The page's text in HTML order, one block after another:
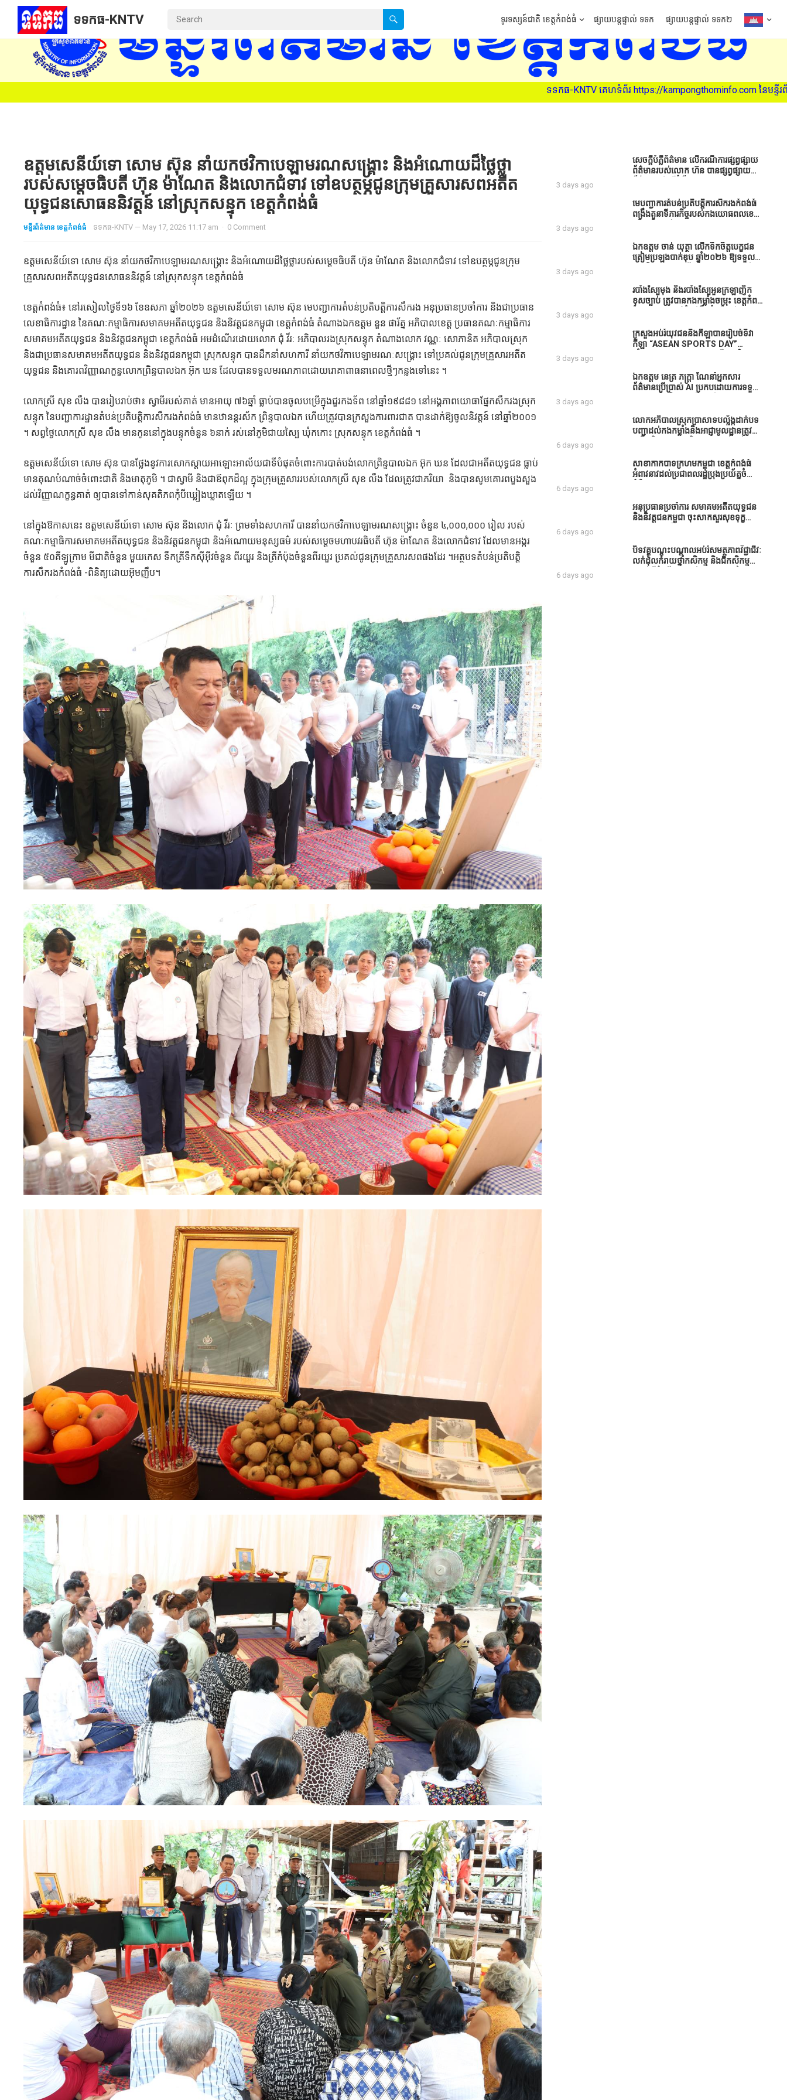
ទទកធ-KNTV គេហទំព័រ https://kampongthominfo.com នៃមន្ទីរព័ត៌មាន ខេត្តកំពង់ធំ (
ទទកធ-KNTV ទូរទស្សន៍ជាតិ ខេត្តកំពង់ធំ ផ្សាយបន្តផ្ទាល់ ទទក ផ្សាយបន្តផ្ទាល់ ទទក២
ឧត្ដមសេនីយ៍ទោ សោម ស៊ុន នាំយកថវិកាបេឡាមរណសង្គ្រោះ និងអំណោយដ៏ថ្លៃថ្លា
របស់សម្តេចធិបតី ហ៊ុន ម៉ាណែត និងលោកជំទាវ ទៅឧបត្ថម្ភជូនក្រុមគ្រួសារសពអតីត
យុទ្ធជនសោធននិវត្តន៍ នៅស្រុកសន្ទុក ខេត្តកំពង់ធំ
មន្ទីរព័ត៌មាន ខេត្តកំពង់ធំ ទទកធ-KNTV — May 17, 2026 11:17 am · 0 Comment
ឧត្ដមសេនីយ៍ទោ សោម ស៊ុន នាំយកថវិកាបេឡាមរណសង្គ្រោះ និងអំណោយដ៏ថ្លៃថ្លារបស់សម្តេចធិបតី ហ៊ុន ម៉ាណែត និងលោកជំទាវ ទៅឧបត្ថម្ភជូនក្រុម
គ្រួសារសពអតីតយុទ្ធជនសោធននិវត្តន៍ នៅស្រុកសន្ទុក ខេត្តកំពង់ធំ
ខេត្តកំពង់ធំ៖ នៅរសៀលថ្ងៃទី១៦ ខែឧសភា ឆ្នាំ២០២៦ ឧត្ដមសេនីយ៍ទោ សោម ស៊ុន មេបញ្ជាការតំបន់ប្រតិបត្តិការសឹករង អនុប្រធានប្រចាំការ និងជាប្រធាន
លេខាធិការដ្ឋាន នៃគណៈកម្មាធិការសមាគមអតីតយុទ្ធជន និងនិវត្តជនកម្ពុជា ខេត្តកំពង់ធំ តំណាងឯកឧត្ដម នួន ផារ័ត្ន អភិបាលខេត្ត ប្រធានគណៈកម្មាធិការ
សមាគមអតីតយុទ្ធជន និងនិវត្តជនកម្ពុជា ខេត្តកំពង់ធំ អមដំណើរដោយលោក ជុំ វីរៈ អភិបាលរងស្រុកសន្ទុក តំណាងលោក វណ្ណៈ សោភានិត អភិបាលស្រុក
និងជាប្រធានសមាគមអតីតយុទ្ធជន និងនិវត្តជនកម្ពុជា ស្រុកសន្ទុក បានដឹកនាំសហការី នាំយកថវិកាបេឡាមរណៈសង្គ្រោះ ទៅប្រគល់ជូនក្រុមគ្រួសារអតីត
យុទ្ធជន និងគោរពវិញ្ញាណក្ខន្ធលោកព្រិន្ទបាលឯក អ៊ុក ឃន ដែលបានទទួលមរណភាពដោយរោគាពាធនាពេលថ្មីៗកន្លងទៅនេះ ។
លោកស្រី សុខ លឹង បានរៀបរាប់ថា៖ ស្វាមីរបស់គាត់ មានអាយុ ៧៦ឆ្នាំ ធ្លាប់បានចូលបម្រើក្នុងជួរកងទ័ព នៅឆ្នាំ១៩៨៨១ នៅអង្គភាពយោធាផ្នែកសឹករងស្រុក
សន្ទុក នៃបញ្ជាការដ្ឋានតំបន់ប្រតិបត្តិការសឹករងកំពង់ធំ មានឋានន្តរស័ក ព្រិន្ទបាលឯក ហើយត្រូវបានក្រសួងការពារជាត បានដាក់ឱ្យចូលនិវត្តន៍ នៅឆ្នាំ២០០១
។ សព្វថ្ងៃលោកស្រី សុខ លឹង មានកូននៅក្នុងបន្ទុកចំនួន ៦នាក់ រស់នៅភូមិជាយស្បៃ ឃុំកកោះ ស្រុកសន្ទុក ខេត្តកំពង់ធំ ។
ឧត្ដមសេនីយ៍ទោ សោម ស៊ុន បានថ្លែងនូវការសោកស្ដាយអាឡោះអាល័យជាទីបំផុតចំពោះការបាត់បង់លោកព្រិន្ទបាលឯក អ៊ុក ឃន ដែលជាអតីតយុទ្ធជន ធ្លាប់
មានគុណបំណាច់ចំពោះជាតិ និងមាតុភូមិ ។ ជាស្វាមី និងជាឪពុកដ៏ល្អ ក្នុងក្រុមគ្រួសាររបស់លោកស្រី សុខ លឹង ដែលត្រូវជាភរិយា និងបានសូមគោរពបួងសួង
ដល់វិញ្ញាណក្ខន្ធគាត់ ឲ្យបានទៅកាន់សុគតិភពកុំបីឃ្លៀងឃ្លាតឡើយ ។
នៅក្នុងឱកាសនេះ ឧត្តមសេនីយ៍ទោ សោម ស៊ុន និងលោក ជុំ វីរៈ ព្រមទាំងសហការី បាននាំយកថវិកាបេឡាមរណសង្គ្រោះ ចំនួន ៤,០០០,០០០ រៀល របស់
គណៈកម្មាធិការសមាគមអតីតយុទ្ធជន និងនិវត្តជនកម្ពុជា និងអំណោយមនុស្សធម៌ របស់សម្តេចមហាបវរធិបតី ហ៊ុន ម៉ាណែត និងលោកជំទាវ ដែលមានអង្ករ
ចំនួន ៥០គីឡូក្រាម មីជាតិចំនួន មួយកេស ទឹកត្រីទឹកស៊ីអ៊ីវចំនួន ពីរយួរ និងត្រីកំប៉ុងចំនួនពីរយួរ ប្រគល់ជូនក្រុមគ្រួសារសពផងដែរ ។អត្ថបទតំបន់ប្រតិបត្តិ
ការសឹករងកំពង់ធំ -ពិនិត្យដោយអ៊ុមញឹប។
សេចក្តីបំភ្លឺព័ត៌មាន លេីករណីការផ្សព្វផ្សាយ
ព័ត៌មានរបស់លោក ហ៊ន បានផ្សព្វផ្សាយ
២០២៦ នេះ ដោយបានដាក់ចំណងជើងថា
«ខេត្តកំពង់ធំ សូមសំណូមពរទៅដល់
ខ្លះទៅព្រោះឥឡូវដឹងហើយថាពិបាករកលុយ
ណាស់គាត់ដាំដំណាំសឹកសឹងតែខ្ចីលុយ
ធនាគារយកមកដាំ ព្រោះមួយរយៈចុងក្រោយ
ពាក់ព័ន្ធនិងអាជ្ញាធរជាមួយនឹងប្រជាពលរដ្ឋ
រឿងដីអាស្រ័យផល»
3 days ago
មេបញ្ជាការតំបន់ប្រតិបត្តិការសឹករងកំពង់ធំ
ពង្រឹងតួនាទីភារកិច្ចរបស់កងយោធពលខេមរ
3 days ago
ឯកឧត្តម ចាន់ យុត្ថា លើកទឹកចិត្តបេក្ខជន
ត្រៀមប្រឡងបាក់ឌុប ឆ្នាំ២០២៦ ឱ្យទទួល
3 days ago
របាំង​ស្បៃ​មុង​ និង​របាំង​ស្បៃ​អួន​ក្រឡា​ញឹក​
ខុស​ច្បាប់​ ត្រូវ​បាន​កងកម្លាំង​ចម្រុះ​ ខេត្តកំពង់​
3 days ago
ក្រសួងអប់រំយុវជននិងកីឡាបានរៀបចំទិវា
កីឡា “ASEAN SPORTS DAY”
កំពង់ធំ( Video inside)
3 days ago
ឯកឧត្តម នេត្រ ភក្ត្រា ណែនាំអ្នកសារ
ព័ត៌មានប្រើប្រាស់ AI ប្រកបដោយការទទួល
ព្រោះ AI មិនមែនជាអ្នកទទួលខុសត្រូវនៃ
អត្ថបទព័ត៌មាននោះទេ
3 days ago
លោកអភិបាលស្រុកប្រាសាទបល្ល័ង្កដាក់បទ
បញ្ជាដល់កងកម្លាំងនិងអាជ្ញាមូលដ្ឋានត្រូវ
6 days ago
សាខាកាកបាទក្រហមកម្ពុជា ខេត្តកំពង់ធំ
អំពាវនាវដល់ប្រជាពលរដ្ឋប្រុងប្រយ័ត្នចំពោះ
6 days ago
អនុប្រធានប្រចាំការ សមាគមអតីតយុទ្ធជន
និងនិវត្តជនកម្ពុជា ចុះសាកសួរសុខទុក្ខ
អភិវឌ្ឍន៍អតីតយុទ្ធជន មរតកតេជោធិបតី
ថ្លុកកព្រីង
6 days ago
បិទវគ្គបណ្តុះបណ្តាលអប់រំសមត្ថភាពវិជ្ជាជីវៈ
លក់ដុំលក់រាយថ្នាំកសិកម្ម និងជីកសិកម្ម
6 days ago